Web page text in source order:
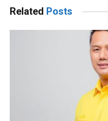
Related Posts